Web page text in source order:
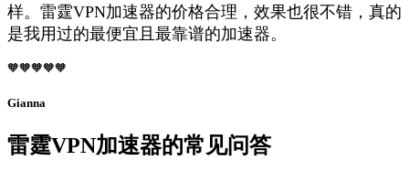
样。雷霆VPN加速器的价格合理，效果也很不错，真的
是我用过的最便宜且最靠谱的加速器。
🧡🧡🧡🧡🧡
Gianna
雷霆VPN加速器的常见问答